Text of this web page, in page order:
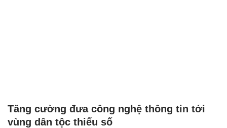
Tăng cường đưa công nghệ thông tin tới
vùng dân tộc thiểu số